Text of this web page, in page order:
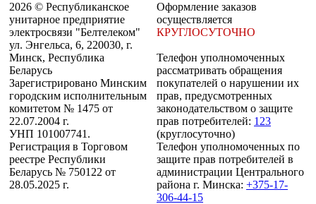
2026 © Республиканское
унитарное предприятие
электросвязи "Белтелеком"
ул. Энгельса, 6, 220030, г.
Минск, Республика
Беларусь
Зарегистрировано Минским
городским исполнительным
комитетом № 1475 от
22.07.2004 г.
УНП 101007741.
Регистрация в Торговом
реестре Республики
Беларусь № 750122 от
28.05.2025 г.
Оформление заказов
осуществляется
КРУГЛОСУТОЧНО
Телефон уполномоченных
рассматривать обращения
покупателей о нарушении их
прав, предусмотренных
законодательством о защите
прав потребителей: 123
(круглосуточно)
Телефон уполномоченных по
защите прав потребителей в
администрации Центрального
района г. Минска: +375-17-
306-44-15